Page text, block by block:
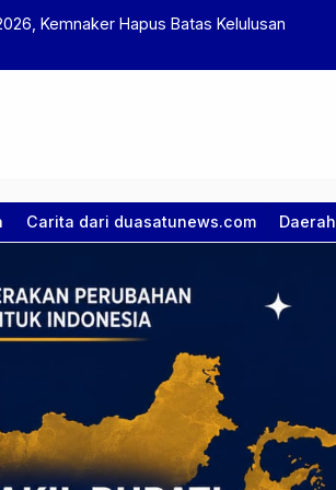
Kemnaker Hapus Batas Kelulusan
Carita dari duasatunews.com Daerah